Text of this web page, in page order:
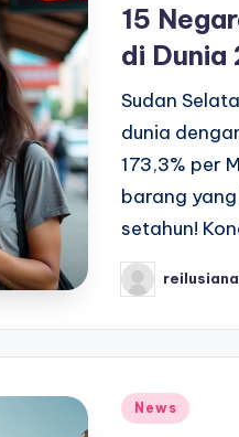
15
di Dunia
Sudan
dunia
173,3% per
barang
setahun!
Posted
by
Posted
News